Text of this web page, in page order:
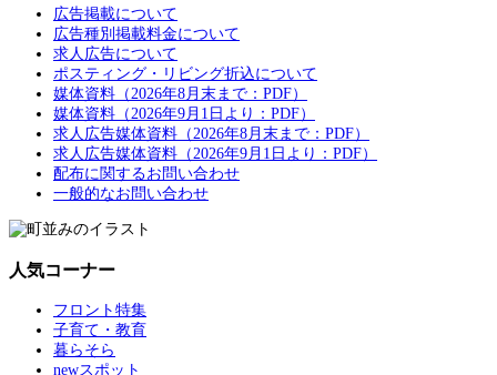
広告掲載について
広告種別掲載料金について
求人広告について
ポスティング・リビング折込について
媒体資料（2026年8月末まで：PDF）
媒体資料（2026年9月1日より：PDF）
求人広告媒体資料（2026年8月末まで：PDF）
求人広告媒体資料（2026年9月1日より：PDF）
配布に関するお問い合わせ
一般的なお問い合わせ
人気コーナー
フロント特集
子育て・教育
暮らそら
newスポット